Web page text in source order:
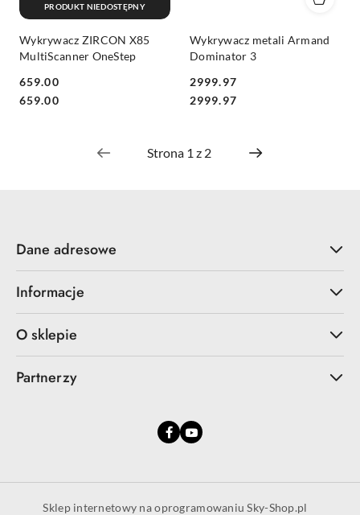
Wykrywacz ZIRCON X85
MultiScanner OneStep
Cena:
659.00
Cena:
659.00
PRODUKT NIEDOSTĘPNY
Wykrywacz metali Armand
Dominator 3
Cena:
2999.97
Cena:
2999.97
Dane adresowe
Informacje
O sklepie
Partnerzy
Sklep internetowy na oprogramowaniu Sky-Shop.pl